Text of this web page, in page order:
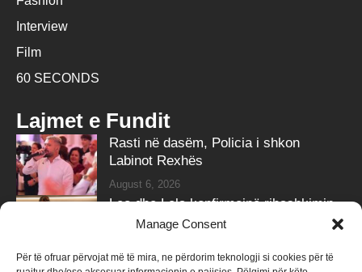
Manage Consent
Për të ofruar përvojat më të mira, ne përdorim teknologji si cookies për të
Interview
Film
60 SECONDS
Lajmet e Fundit
Rasti në dasëm, Policia i shkon
Labinot Rexhës
August 6, 2026
Leo dhe Lela konfirmojnë ribashkimin
me klipin e ri